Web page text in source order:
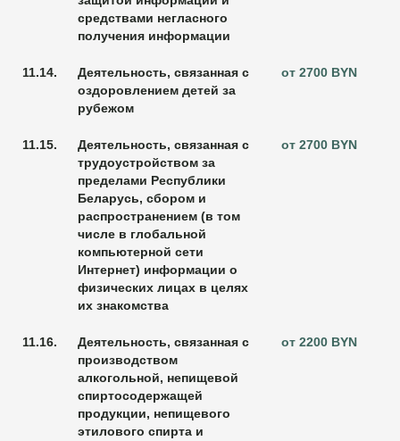
средствами негласного
получения информации
11.14.
Деятельность, связанная с
оздоровлением детей за
рубежом
от 2700 BYN
11.15.
Деятельность, связанная с
трудоустройством за
пределами Республики
Беларусь, сбором и
распространением (в том
числе в глобальной
компьютерной сети
Интернет) информации о
физических лицах в целях
их знакомства
от 2700 BYN
11.16.
Деятельность, связанная с
производством
алкогольной, непищевой
спиртосодержащей
продукции, непищевого
этилового спирта и
от 2200 BYN